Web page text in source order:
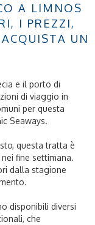
A LIMNOS
I PREZZI,
UN
e il porto di
di viaggio in
per questa
Seaways.
questa tratta è
fine settimana.
dalla stagione
disponibili diversi
che